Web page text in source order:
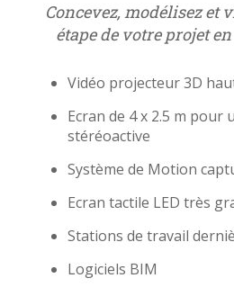
Concevez, modélisez et
étape de votre projet
Vidéo projecteur 3D
Ecran de 4 x 2.5 m pour
stéréoactive
Système de Motion
Ecran tactile LED très
Stations de travail
Logiciels BIM